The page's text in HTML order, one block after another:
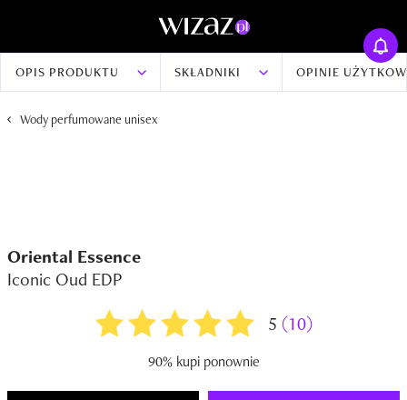
OPIS PRODUKTU SKŁADNIKI OPINIE
Wody perfumowane unisex
Oriental Essence
Iconic Oud EDP
5 (10)
90% kupi ponownie